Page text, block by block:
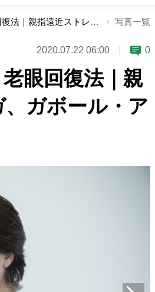
自分で治せる！最新最強！老眼回復法｜親指遠近ストレッチ、眼ヨガ、ガボール・アイ 写真一覧
2020.07.22 06:00 0
眼回復法｜親
ガボール・ア